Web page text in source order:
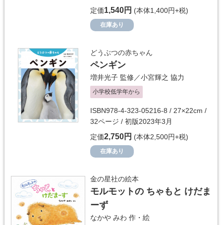
定価1,540円 (本体1,400円+税)
在庫あり
どうぶつの赤ちゃん
ペンギン
増井光子 監修／小宮輝之 協力
小学校低学年から
ISBN978-4-323-05216-8 / 27×22cm /
32ページ / 初版2023年3月
定価2,750円 (本体2,500円+税)
在庫あり
金の星社の絵本
モルモットの ちゃもと けだま
ーず
なかや みわ 作・絵